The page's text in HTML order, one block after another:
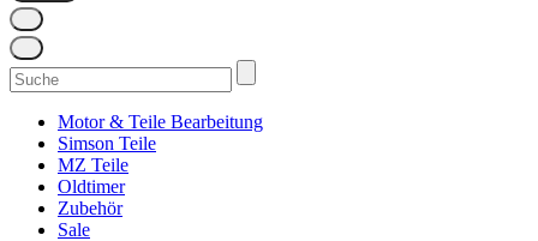
Suchen
nach:
Motor & Teile Bearbeitung
Simson Teile
MZ Teile
Oldtimer
Zubehör
Sale